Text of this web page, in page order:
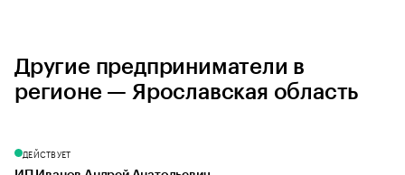
Другие предприниматели в
регионе — Ярославская область
ДЕЙСТВУЕТ